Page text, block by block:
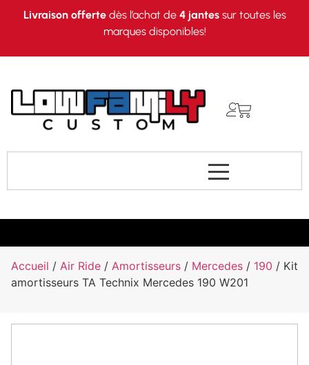
Livraison offertedès l’achat de 4 jantessur toutes les
marques disponibles!
Accueil / Air Ride / Amortisseurs / Mercedes / 190 / Kit
amortisseurs TA Technix Mercedes 190 W201